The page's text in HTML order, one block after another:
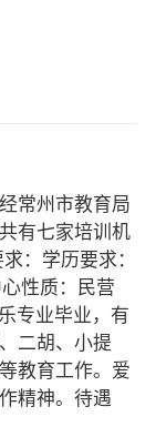
常州市教育局
有七家培训机
：学历要求：
性质：民营
专业毕业，有
二胡、小提
教育工作。爱
精神。待遇